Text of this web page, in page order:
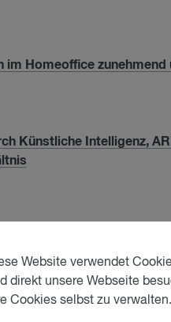
im Homeoffice zunehmend
Künst­li­che In­tel­li­genz,
Website verwendet
direkt unsere Webseite
Cookies selbst zu verwalten.